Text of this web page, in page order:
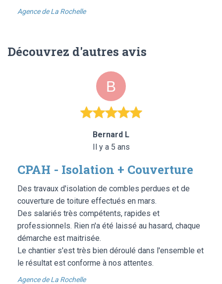
Agence de La Rochelle
Découvrez d'autres avis
Bernard L
Il y a 5 ans
CPAH - Isolation + Couverture
Des travaux d'isolation de combles perdues et de
couverture de toiture effectués en mars.
Des salariés très compétents, rapides et
professionnels. Rien n'a été laissé au hasard, chaque
démarche est maitrisée.
Le chantier s'est très bien déroulé dans l'ensemble et
le résultat est conforme à nos attentes.
Agence de La Rochelle